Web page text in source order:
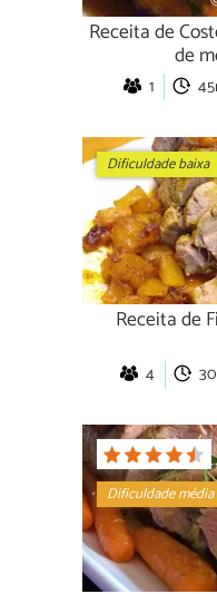
Receita de
de
1
Dificuldade baixa
Receita de
4
Dificuldade média